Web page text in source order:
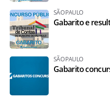
SÃO PAULO
Gabarito e
SÃO PAULO
Gabarito